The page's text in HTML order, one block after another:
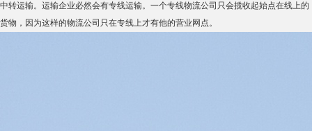
中转运输。运输企业必然会有专线运输。一个专线物流公司只会揽收起始点在线上的
货物，因为这样的物流公司只在专线上才有他的营业网点。